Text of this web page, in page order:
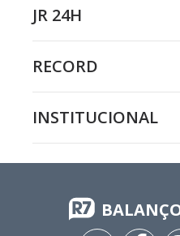
JR 24H
RECORD
INSTITUCIONAL